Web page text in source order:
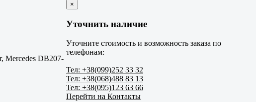
Mercedes DB207-
×
Уточнить наличие
Уточните стоимость и возможность заказа по
телефонам:
Тел: +38(099)252 33 32
Тел: +38(068)488 83 13
Тел: +38(095)123 63 66
Перейти на Контакты